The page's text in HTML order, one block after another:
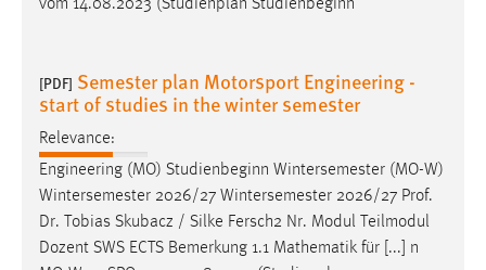
vom 14.08.2023 (Studienplan Studienbeginn
[PDF] Semester plan Motorsport Engineering -
start of studies in the winter semester
Relevance:
Engineering (MO) Studienbeginn Wintersemester (MO-W)
Wintersemester 2026/27 Wintersemester 2026/27 Prof.
Dr. Tobias Skubacz / Silke Fersch2 Nr. Modul Teilmodul
Dozent SWS ECTS Bemerkung 1.1 Mathematik für [...] n